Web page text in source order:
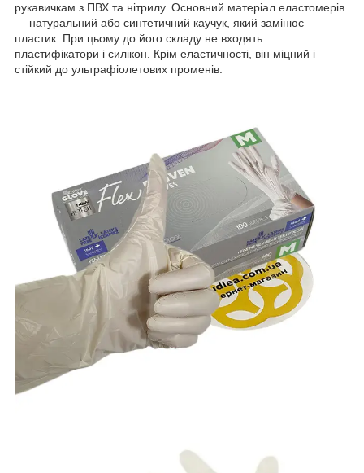
рукавичкам з ПВХ та нітрилу. Основний матеріал еластомерів
— натуральний або синтетичний каучук, який замінює
пластик. При цьому до його складу не входять
пластифікатори і силікон. Крім еластичності, він міцний і
стійкий до ультрафіолетових променів.